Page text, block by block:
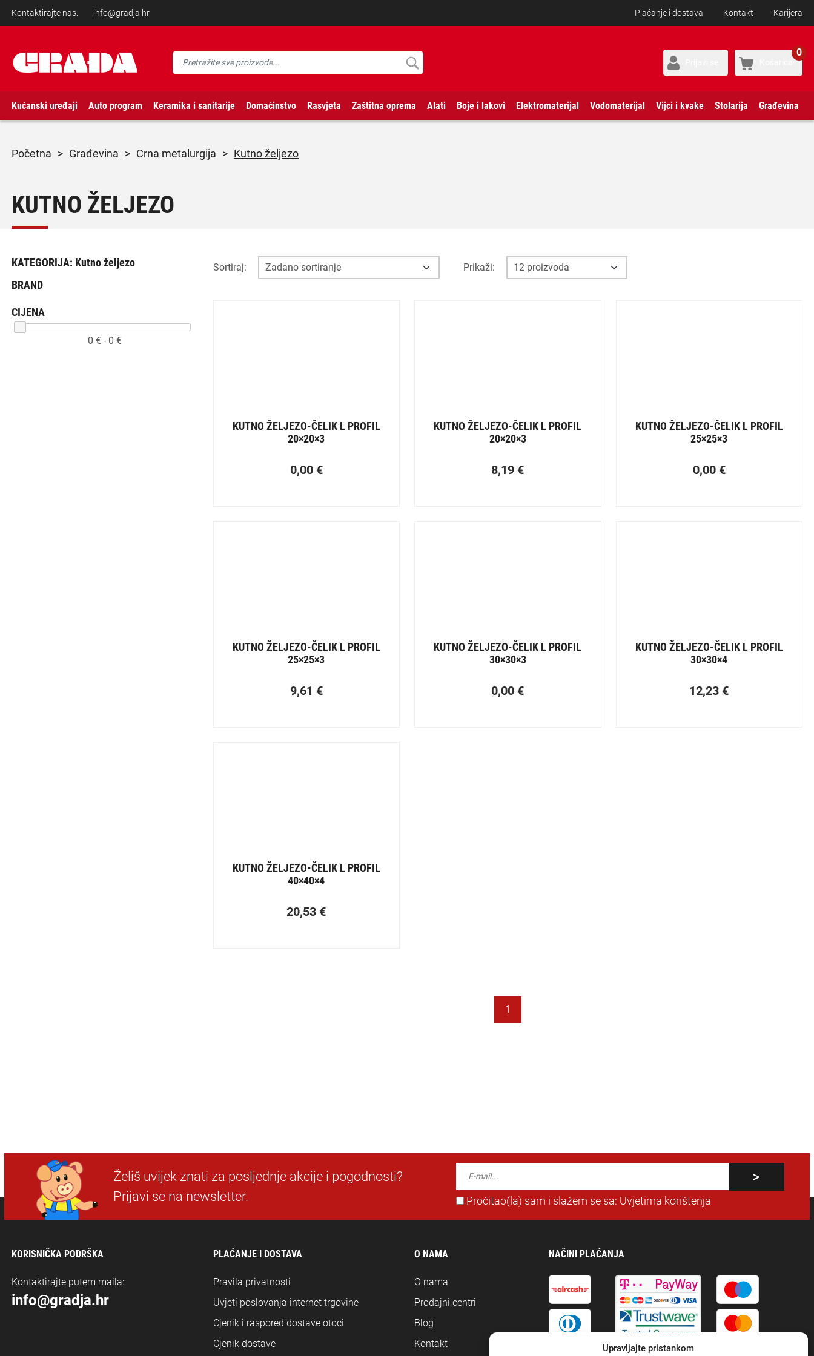
Upravljajte pristankom
Kontaktirajte nas: info@gradja.hr Plaćanje i dostava Kontakt Karijera
0
Kućanski uređaji Auto program Keramika i sanitarije Domaćinstvo Rasvjeta Zaštitna oprema Alati Boje i lakovi Elektromaterijal Vodomaterijal Vijci i kvake Stolarija Građevina
početna > građevina > crna metalurgija > Kutno željezo
KUTNO ŽELJEZO
KATEGORIJA: Kutno željezo
BRAND
CIJENA
0 € - 0 €
Sortiraj: Prikaži:
KUTNO ŽELJEZO-ČELIK L PROFIL
20×20×3
0,00 €
KUTNO ŽELJEZO-ČELIK L PROFIL
20×20×3
8,19 €
KUTNO ŽELJEZO-ČELIK L PROFIL
25×25×3
0,00 €
KUTNO ŽELJEZO-ČELIK L PROFIL
25×25×3
9,61 €
KUTNO ŽELJEZO-ČELIK L PROFIL
30×30×3
0,00 €
KUTNO ŽELJEZO-ČELIK L PROFIL
30×30×4
12,23 €
KUTNO ŽELJEZO-ČELIK L PROFIL
40×40×4
20,53 €
1
Želiš uvijek znati za posljednje akcije i pogodnosti?
Prijavi se na newsletter.
Pročitao(la) sam i slažem se sa: Uvjetima korištenja
KORISNIČKA PODRŠKA
Kontaktirajte putem maila:
info@gradja.hr
PLAĆANJE I DOSTAVA
Pravila privatnosti
Uvjeti poslovanja internet trgovine
Cjenik i raspored dostave otoci
Cjenik dostave
O NAMA
O nama
Prodajni centri
Blog
Kontakt
NAČINI PLAĆANJA